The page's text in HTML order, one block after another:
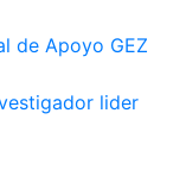
de Apoyo GEZ
lider